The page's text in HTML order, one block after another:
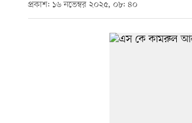
প্রকাশ: ১৬ নভেম্বর ২০২৫, ০৮: ৪০